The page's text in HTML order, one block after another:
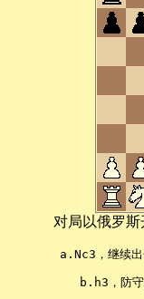
对局以俄罗斯
a.Nc3，继续出
b.h3，防守